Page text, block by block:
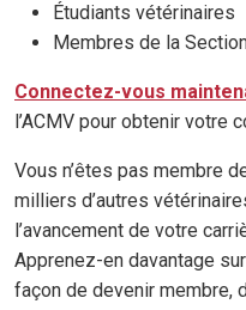
Étudiants vétérinaires
Membres de la
Connectez-vous
l’ACMV pour obtenir votre
Vous n’êtes pas membre
milliers d’autres
l’avancement de votre
Apprenez-en davantage sur
façon de devenir membre,